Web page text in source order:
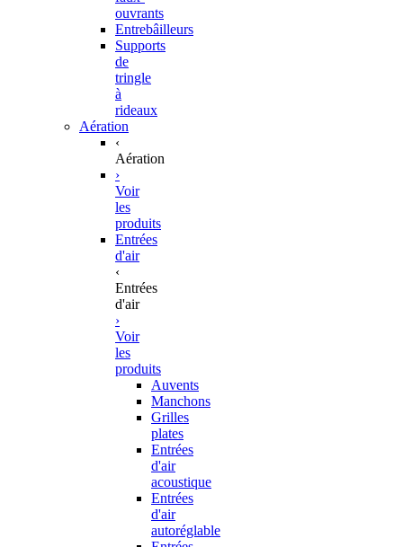
ouvrants
Entrebâilleurs
Supports
de
tringle
à
rideaux
Aération
‹
Aération
›
Voir
les
produits
Entrées
d'air
‹
Entrées
d'air
›
Voir
les
produits
Auvents
Manchons
Grilles
plates
Entrées
d'air
acoustique
Entrées
d'air
autoréglable